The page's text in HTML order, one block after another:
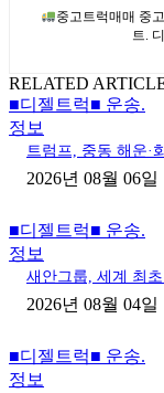
중고트럭매매 중
트.
RELATED
■디젤트럭■ 운송.
정보
트럼프, 중동 해운·
2026년 08월 06일
■디젤트럭■ 운송.
정보
새안그룹, 세계 최
2026년 08월 04일
■디젤트럭■ 운송.
정보